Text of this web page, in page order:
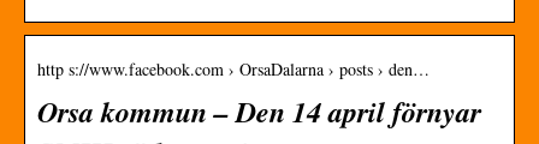
http s://www.facebook.com › OrsaDalarna › posts › den…
Orsa kommun – Den 14 april förnyar